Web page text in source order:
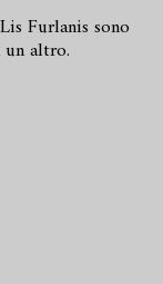
Furlanis sono
altro.